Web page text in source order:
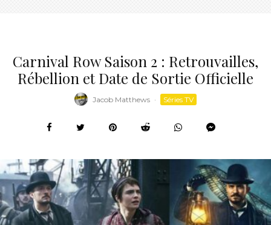
Carnival Row Saison 2 : Retrouvailles,
Rébellion et Date de Sortie Officielle
Jacob Matthews · Séries TV